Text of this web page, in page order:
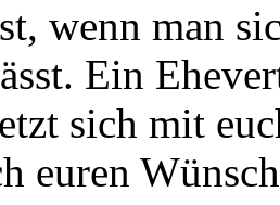
wenn man
Ein
sich mit
euren